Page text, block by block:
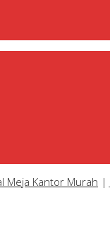
Meja Kantor Murah |